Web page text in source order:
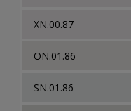
XN.00.87
ON.01.86
SN.01.86